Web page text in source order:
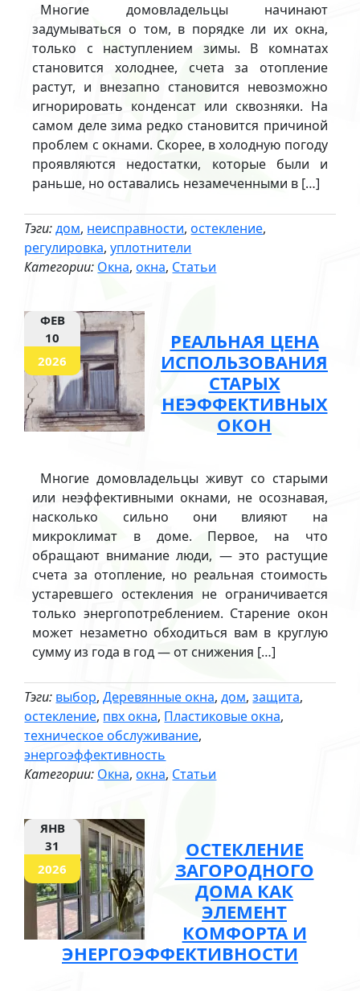
Многие домовладельцы начинают
задумываться о том, в порядке ли их окна,
только с наступлением зимы. В комнатах
становится холоднее, счета за отопление
растут, и внезапно становится невозможно
игнорировать конденсат или сквозняки. На
самом деле зима редко становится причиной
проблем с окнами. Скорее, в холодную погоду
проявляются недостатки, которые были и
раньше, но оставались незамеченными в […]
Тэги: дом, неисправности,остекление,
регулировка,уплотнители
Категории: Окна,окна, Статьи
ФЕВ
10
2026
РЕАЛЬНАЯ ЦЕНА
ИСПОЛЬЗОВАНИЯ
СТАРЫХ
НЕЭФФЕКТИВНЫХ
ОКОН
Многие домовладельцы живут со старыми
или неэффективными окнами, не осознавая,
насколько сильно они влияют на
микроклимат в доме. Первое, на что
обращают внимание люди, — это растущие
счета за отопление, но реальная стоимость
устаревшего остекления не ограничивается
только энергопотреблением. Старение окон
может незаметно обходиться вам в круглую
сумму из года в год — от снижения […]
Тэги: выбор,Деревянные окна,дом,защита,
остекление, пвх окна, Пластиковые окна,
техническое обслуживание,
энергоэффективность
Категории: Окна,окна, Статьи
ЯНВ
31
2026
ОСТЕКЛЕНИЕ
ЗАГОРОДНОГО
ДОМА КАК
ЭЛЕМЕНТ
КОМФОРТА И
ЭНЕРГОЭФФЕКТИВНОСТИ